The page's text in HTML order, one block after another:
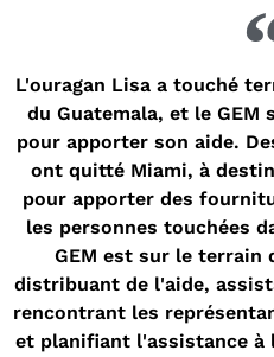
L'ouragan Lisa a touché
du Guatemala, et le
pour apporter son aide.
ont quitté Miami, à
pour apporter des
les personnes touchées
GEM est sur le terrain
distribuant de l'aide,
rencontrant les
et planifiant l'assistance à